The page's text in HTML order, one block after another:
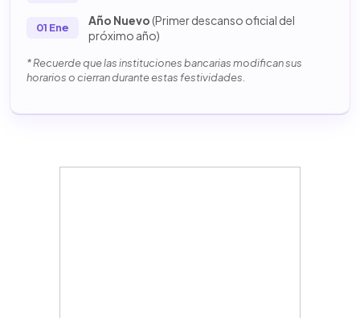
01 Ene
Año Nuevo(Primer descanso oficial del
próximo año)
* Recuerde que las instituciones bancarias modifican sus
horarios o cierran durante estas festividades.